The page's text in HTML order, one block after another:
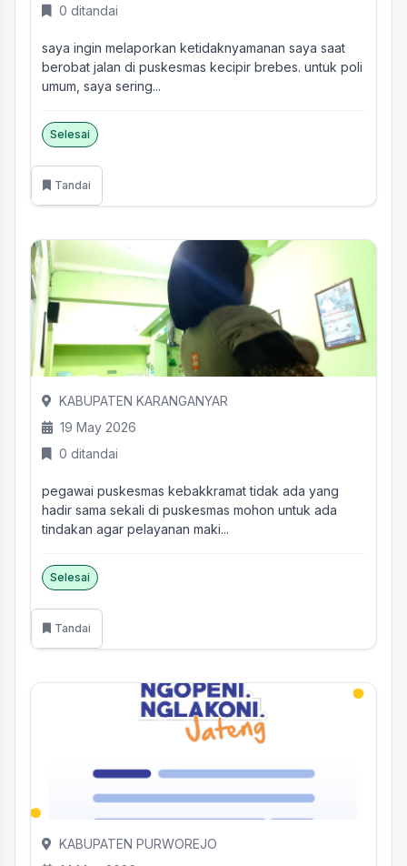
0 ditandai
saya ingin melaporkan ketidaknyamanan saya saat
berobat jalan di puskesmas kecipir brebes. untuk poli
umum, saya sering...
Selesai
Tandai
KABUPATEN KARANGANYAR
19 May 2026
0 ditandai
pegawai puskesmas kebakkramat tidak ada yang
hadir sama sekali di puskesmas mohon untuk ada
tindakan agar pelayanan maki...
Selesai
Tandai
KABUPATEN PURWOREJO